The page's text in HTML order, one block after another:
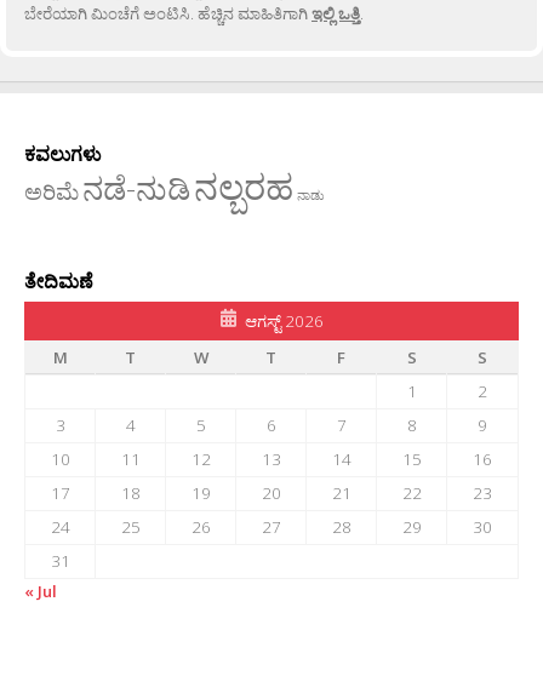
ಬೇರೆಯಾಗಿ ಮಿಂಚೆಗೆ ಅಂಟಿಸಿ. ಹೆಚ್ಚಿನ ಮಾಹಿತಿಗಾಗಿಇಲ್ಲಿ ಒತ್ತಿ.
ಕವಲುಗಳು
ಅರಿಮೆನಡೆ-ನುಡಿನಲ್ಬರಹ ನಾಡು
ತೇದಿಮಣೆ
ಆಗಸ್ಟ್ 2026
M
T W T F S
S
1
2
3
4 5 6 7 8
9
10
11 12 13 14 15
16
17
18 19 20 21 22
23
24
25 26 27 28 29
30
31
« Jul